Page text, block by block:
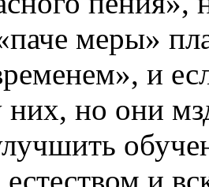
меры»
и
них, но они
и